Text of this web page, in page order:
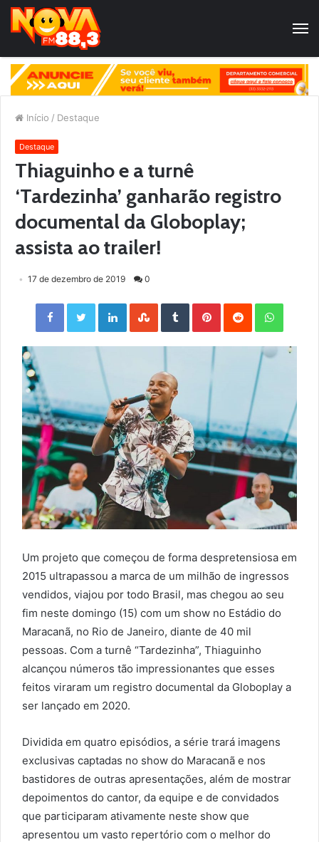
Início / Destaque
Destaque
Thiaguinho e a turnê
‘Tardezinha’ ganharão registro
documental da Globoplay;
assista ao trailer!
17 de dezembro de 2019 0
Facebook Twitter LinkedIn StumbleUpon Tumblr Pinterest Reddit
Um projeto que começou de forma despretensiosa em
2015 ultrapassou a marca de um milhão de ingressos
vendidos, viajou por todo Brasil, mas chegou ao seu
fim neste domingo (15) com um show no Estádio do
Maracanã, no Rio de Janeiro, diante de 40 mil
pessoas. Com a turnê “Tardezinha”, Thiaguinho
alcançou números tão impressionantes que esses
feitos viraram um registro documental da Globoplay a
ser lançado em 2020.
Dividida em quatro episódios, a série trará imagens
exclusivas captadas no show do Maracanã e nos
bastidores de outras apresentações, além de mostrar
depoimentos do cantor, da equipe e de convidados
que participaram ativamente neste show que
apresentou um vasto repertório com o melhor do